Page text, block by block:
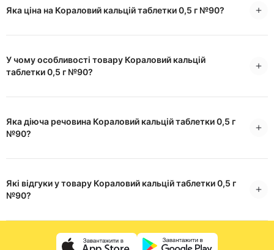
Яка ціна на Кораловий кальцій таблетки 0,5 г №90?
У чому особливості товару Кораловий кальцій
таблетки 0,5 г №90?
Яка діюча речовина Кораловий кальцій таблетки 0,5 г
№90?
Які відгуки у товару Кораловий кальцій таблетки 0,5 г
№90?